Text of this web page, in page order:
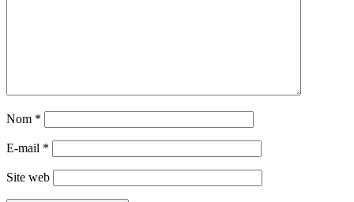
Nom *
E-mail *
Site web